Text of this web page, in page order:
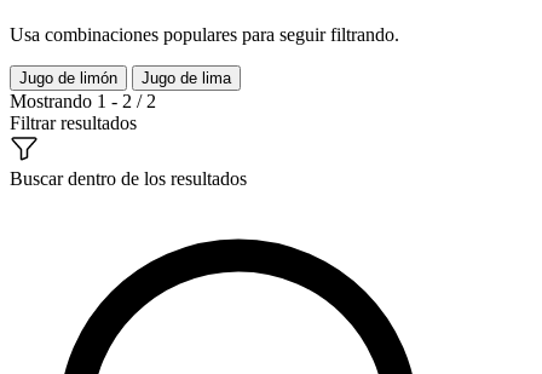
Usa combinaciones populares para seguir filtrando.
Jugo de limón Jugo de lima
Mostrando 1 - 2 / 2
Filtrar resultados
Buscar dentro de los resultados